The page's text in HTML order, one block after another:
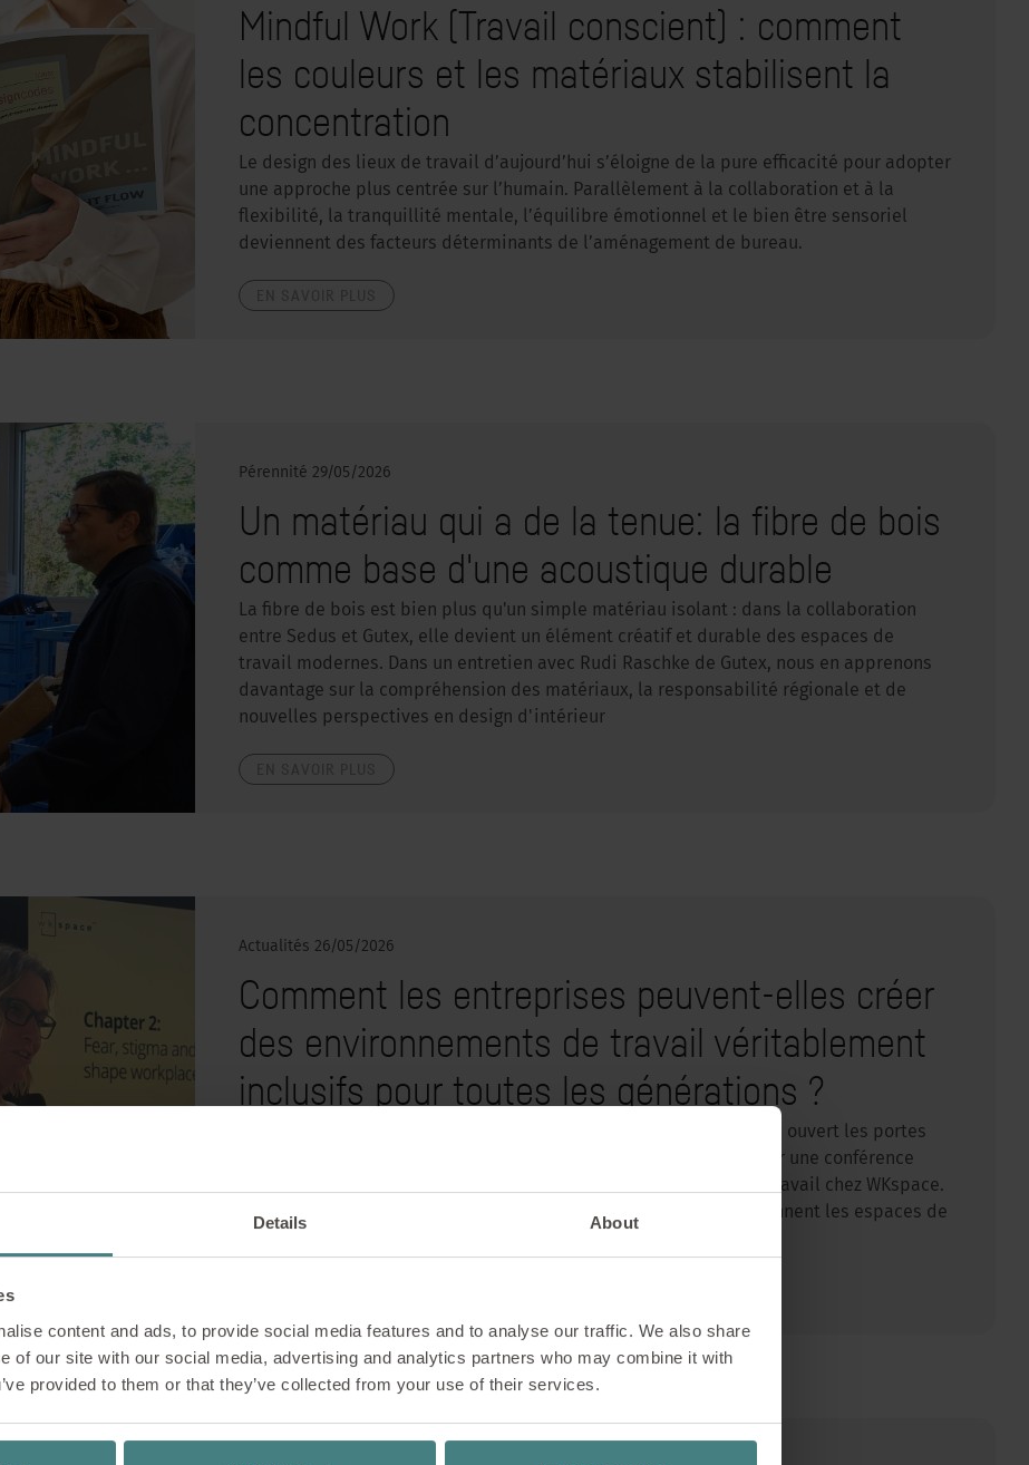
Details About
content and ads, to provide social media features and to analyse our traffic. We also share
of our site with our social media, advertising and analytics partners who may combine it with
provided to them or that they’ve collected from your use of their services.
Mindful Work (Travail conscient) : comment
les couleurs et les matériaux stabilisent la
concentration
Le design des lieux de travail d’aujourd’hui s’éloigne de la pure efficacité pour adopter
une approche plus centrée sur l’humain. Parallèlement à la collaboration et à la
flexibilité, la tranquillité mentale, l’équilibre émotionnel et le bien être sensoriel
deviennent des facteurs déterminants de l’aménagement de bureau.
Pérennité 29/05/2026
Un matériau qui a de la tenue: la fibre de bois
comme base d'une acoustique durable
La fibre de bois est bien plus qu'un simple matériau isolant : dans la collaboration
entre Sedus et Gutex, elle devient un élément créatif et durable des espaces de
travail modernes. Dans un entretien avec Rudi Raschke de Gutex, nous en apprenons
davantage sur la compréhension des matériaux, la responsabilité régionale et de
nouvelles perspectives en design d'intérieur
Actualités 26/05/2026
Comment les entreprises peuvent-elles créer
des environnements de travail véritablement
inclusifs pour toutes les générations ?
Lors de la dernière édition de la Clerkenwell Design Week, Sedus a ouvert les portes
de son showroom de Londres, fraîchement repensé, pour accueillir une conférence
animée par Hannah Nardini, spécialiste des environnements de travail chez WKspace.
Une rencontre riche en enseignements sur les tendances qui façonnent les espaces de